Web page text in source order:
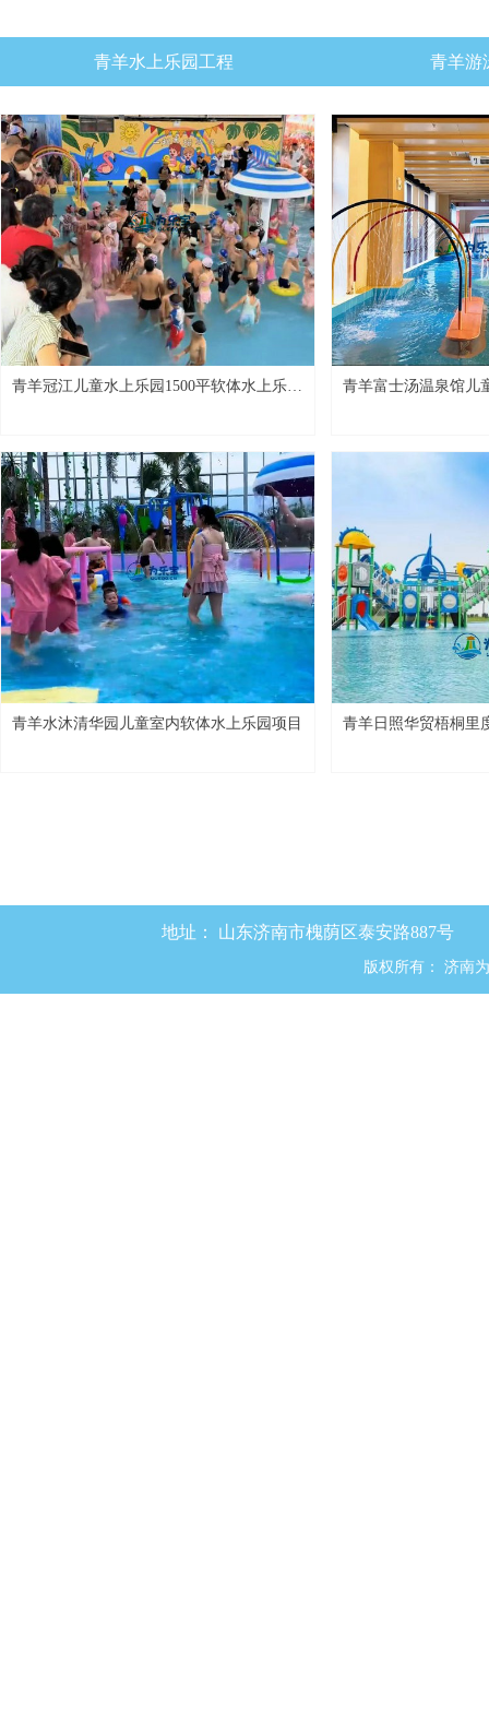
青羊冠江儿童水上乐园1500平软体水上乐园
青羊富士汤温泉馆儿
青羊水沐清华园儿童室内软体水上乐园项目
青羊日照华贸梧桐里
青羊水上乐园工程 青羊游
地址： 山东济南市槐荫区泰安路887号
版权所有： 济南